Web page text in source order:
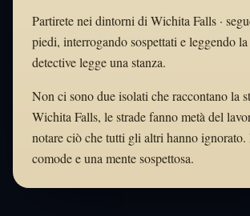
Partirete nei dintorni di Wichita Falls ·
piedi, interrogando sospettati e leggendo
detective legge una stanza.
Non ci sono due isolati che raccontano la
Wichita Falls, le strade fanno metà del
notare ciò che tutti gli altri hanno ignorato.
comode e una mente sospettosa.